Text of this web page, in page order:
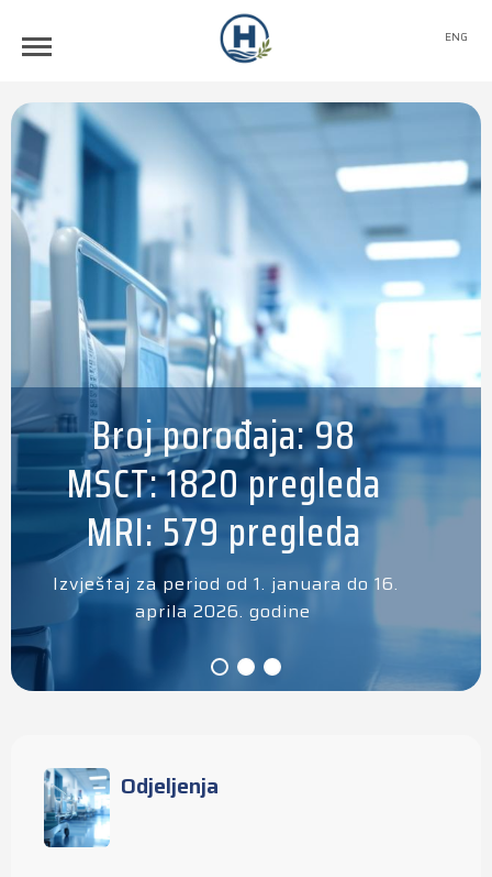
ENG
Broj porođaja: 98
MSCT: 1820 pregleda
MRI: 579 pregleda
Izvještaj za period od 1. januara do 16.
aprila 2026. godine
Odjeljenja